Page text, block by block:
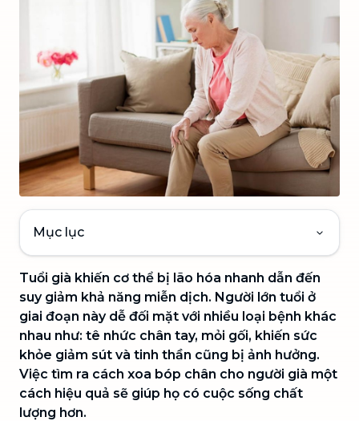
Mục lục
Tuổi già khiến cơ thể bị lão hóa nhanh dẫn đến
suy giảm khả năng miễn dịch. Người lớn tuổi ở
giai đoạn này dễ đối mặt với nhiều loại bệnh khác
nhau như: tê nhức chân tay, mỏi gối, khiến sức
khỏe giảm sút và tinh thần cũng bị ảnh hưởng.
Việc tìm ra cách xoa bóp chân cho người già một
cách hiệu quả sẽ giúp họ có cuộc sống chất
lượng hơn.